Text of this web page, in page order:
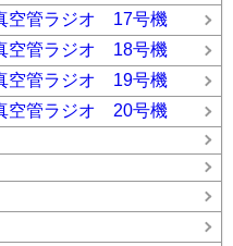
空管ラジオ 17号機
空管ラジオ 18号機
空管ラジオ 19号機
空管ラジオ 20号機